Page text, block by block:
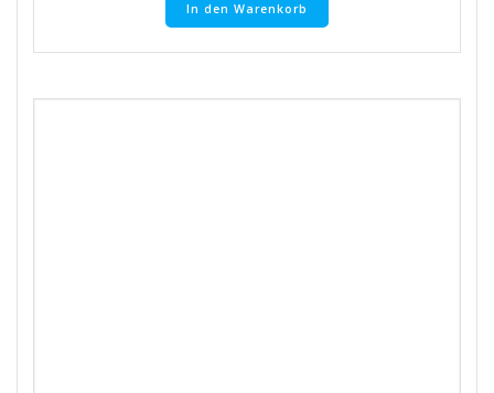
In den Warenkorb